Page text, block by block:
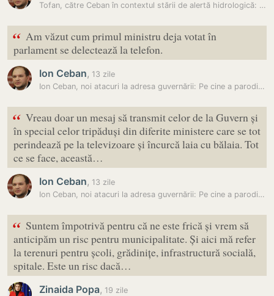
Tofan, către Ceban în contextul stării de alertă hidrologică: Rog…
“ Am văzut cum primul ministru deja votat în
parlament se delectează la telefon.
Ion Ceban, 13 zile
Ion Ceban, noi atacuri la adresa guvernării: Pe cine a parodiat…
“ Vreau doar un mesaj să transmit celor de la Guvern și
în special celor tripăduși din diferite ministere care se tot
perindează pe la televizoare și încurcă laia cu bălaia. Tot
ce se face, această…
Ion Ceban, 13 zile
Ion Ceban, noi atacuri la adresa guvernării: Pe cine a parodiat…
“ Suntem împotrivă pentru că ne este frică și vrem să
anticipăm un risc pentru municipalitate. Și aici mă refer
la terenuri pentru școli, grădinițe, infrastructură socială,
spitale. Este un risc dacă…
Zinaida Popa, 19 zile